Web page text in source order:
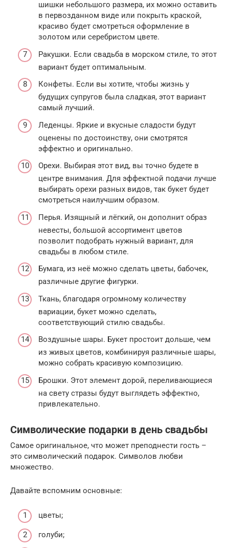
шишки небольшого размера, их можно оставить
в первозданном виде или покрыть краской,
красиво будет смотреться оформление в
золотом или серебристом цвете.
Ракушки. Если свадьба в морском стиле, то этот
вариант будет оптимальным.
Конфеты. Если вы хотите, чтобы жизнь у
будущих супругов была сладкая, этот вариант
самый лучший.
Леденцы. Яркие и вкусные сладости будут
оценены по достоинству, они смотрятся
эффектно и оригинально.
Орехи. Выбирая этот вид, вы точно будете в
центре внимания. Для эффектной подачи лучше
выбирать орехи разных видов, так букет будет
смотреться наилучшим образом.
Перья. Изящный и лёгкий, он дополнит образ
невесты, большой ассортимент цветов
позволит подобрать нужный вариант, для
свадьбы в любом стиле.
Бумага, из неё можно сделать цветы, бабочек,
различные другие фигурки.
Ткань, благодаря огромному количеству
вариации, букет можно сделать,
соответствующий стилю свадьбы.
Воздушные шары. Букет простоит дольше, чем
из живых цветов, комбинируя различные шары,
можно собрать красивую композицию.
Брошки. Этот элемент дорой, переливающиеся
на свету стразы будут выглядеть эффектно,
привлекательно.
Символические подарки в день свадьбы
Самое оригинальное, что может преподнести гость –
это символический подарок. Символов любви
множество.
Давайте вспомним основные:
цветы;
голуби;